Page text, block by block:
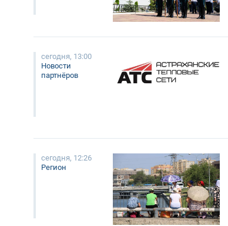
сегодня, 13:00
Новости
партнёров
сегодня, 12:26
Регион